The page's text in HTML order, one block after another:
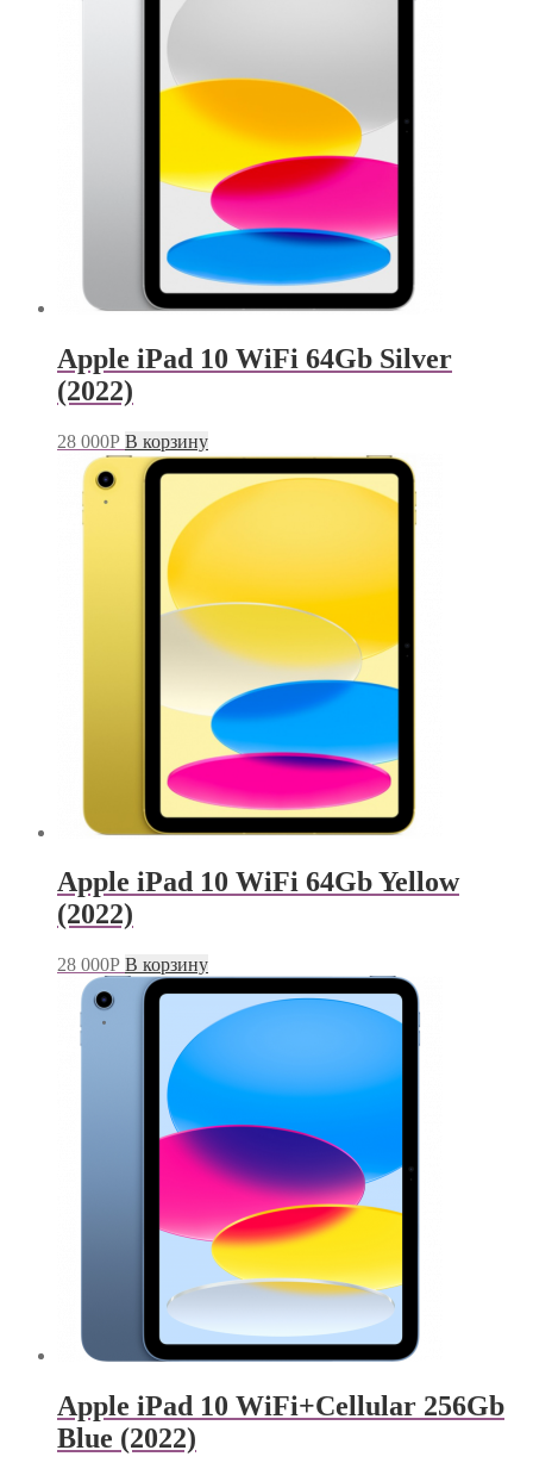
Apple iPad 10 WiFi 64Gb Silver
(2022)
28 000Р В корзину
Apple iPad 10 WiFi 64Gb Yellow
(2022)
28 000Р В корзину
Apple iPad 10 WiFi+Cellular 256Gb
Blue (2022)